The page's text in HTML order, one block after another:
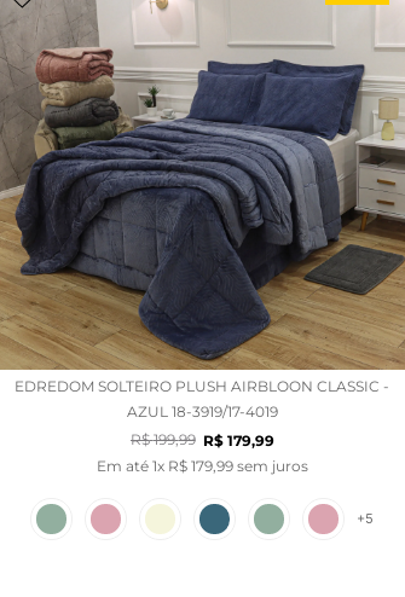
EDREDOM SOLTEIRO PLUSH AIRBLOON CLASSIC -
AZUL 18-3919/17-4019
R$ 199,99 R$ 179,99
Em até 1x R$ 179, 99sem juros
+5